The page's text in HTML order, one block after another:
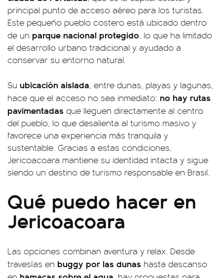
principal punto de acceso aéreo para los turistas.
Este pequeño pueblo costero está ubicado dentro
de un parque nacional protegido, lo que ha limitado
el desarrollo urbano tradicional y ayudado a
conservar su entorno natural.
Su ubicación aislada, entre dunas, playas y lagunas,
hace que el acceso no sea inmediato: no hay rutas
pavimentadas que lleguen directamente al centro
del pueblo, lo que desalienta al turismo masivo y
favorece una experiencia más tranquila y
sustentable. Gracias a estas condiciones,
Jericoacoara mantiene su identidad intacta y sigue
siendo un destino de turismo responsable en Brasil.
Qué puedo hacer en
Jericoacoara
Las opciones combinan aventura y relax. Desde
travesías en buggy por las dunas hasta descanso